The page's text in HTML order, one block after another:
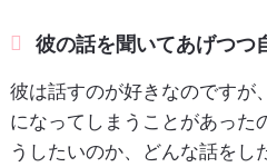
彼の話を聞いてあげつつ
彼は話すのが好きなのですが
になってしまうことがあった
うしたいのか、どんな話をし